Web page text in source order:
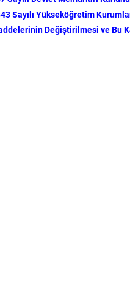
Sayılı Yükseköğretim
Değiştirilmesi ve Bu